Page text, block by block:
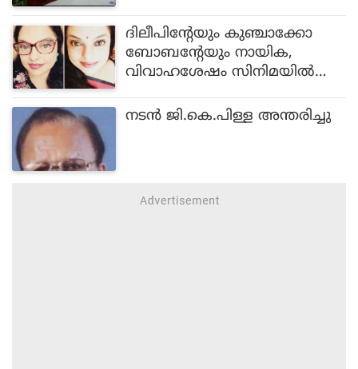
ദിലീപിന്റേയും കുഞ്ചാക്കോ
ബോബന്റേയും നായിക,
വിവാഹശേഷം സിനിമയില്‍
സുലേഖയെ മലയാളികള്‍ക്ക്
നടന്‍ ജി.കെ.പിള്ള അന്തരിച്ചു